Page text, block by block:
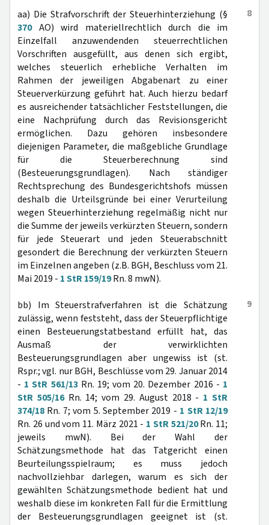
8
aa) Die Strafvorschrift der Steuerhinterziehung (§
370AO) wird materiellrechtlich durch die im
Einzelfall anzuwendenden steuerrechtlichen
Vorschriften ausgefüllt, aus denen sich ergibt,
welches steuerlich erhebliche Verhalten im
Rahmen der jeweiligen Abgabenart zu einer
Steuerverkürzung geführt hat. Auch hierzu bedarf
es ausreichender tatsächlicher Feststellungen, die
eine Nachprüfung durch das Revisionsgericht
ermöglichen. Dazu gehören insbesondere
diejenigen Parameter, die maßgebliche Grundlage
für die Steuerberechnung sind
(Besteuerungsgrundlagen). Nach ständiger
Rechtsprechung des Bundesgerichtshofs müssen
deshalb die Urteilsgründe bei einer Verurteilung
wegen Steuerhinterziehung regelmäßig nicht nur
die Summe der jeweils verkürzten Steuern, sondern
für jede Steuerart und jeden Steuerabschnitt
gesondert die Berechnung der verkürzten Steuern
im Einzelnen angeben (z.B. BGH, Beschluss vom 21.
Mai 2019 - 1 StR 159/19Rn. 8 mwN).
9
bb) Im Steuerstrafverfahren ist die Schätzung
zulässig, wenn feststeht, dass der Steuerpflichtige
einen Besteuerungstatbestand erfüllt hat, das
Ausmaß der verwirklichten
Besteuerungsgrundlagen aber ungewiss ist (st.
Rspr.; vgl. nur BGH, Beschlüsse vom 29. Januar 2014
- 1 StR 561/13Rn. 19; vom 20. Dezember 2016 - 1
StR 505/16Rn. 14; vom 29. August 2018 - 1 StR
374/18 Rn. 7; vom 5. September 2019 - 1 StR 12/19
Rn. 26 und vom 11. März 2021 - 1 StR 521/20Rn. 11;
jeweils mwN). Bei der Wahl der
Schätzungsmethode hat das Tatgericht einen
Beurteilungsspielraum; es muss jedoch
nachvollziehbar darlegen, warum es sich der
gewählten Schätzungsmethode bedient hat und
weshalb diese im konkreten Fall für die Ermittlung
der Besteuerungsgrundlagen geeignet ist (st.